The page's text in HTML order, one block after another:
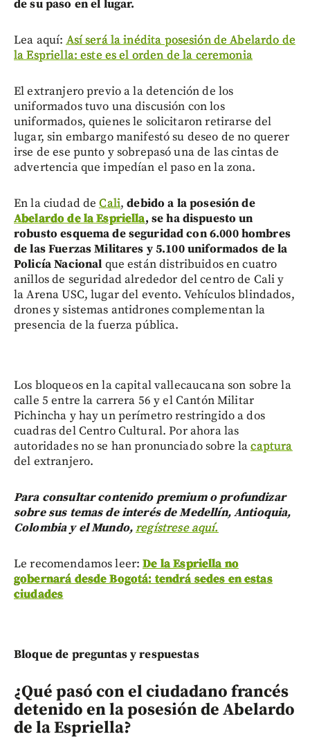
de su paso en el lugar.
Lea aquí: Así será la inédita posesión de Abelardo de
la Espriella: este es el orden de la ceremonia
El extranjero previo a la detención de los
uniformados tuvo una discusión con los
uniformados, quienes le solicitaron retirarse del
lugar, sin embargo manifestó su deseo de no querer
irse de ese punto y sobrepasó una de las cintas de
advertencia que impedían el paso en la zona.
En la ciudad deCali,debido a la posesión de
Abelardo de la Espriella, se ha dispuesto un
robusto esquema de seguridad con 6.000 hombres
de las Fuerzas Militares y 5.100 uniformados de la
Policía Nacional que están distribuidos en cuatro
anillos de seguridad alrededor del centro de Cali y
la Arena USC, lugar del evento. Vehículos blindados,
drones y sistemas antidrones complementan la
presencia de la fuerza pública.
Los bloqueos en la capital vallecaucana son sobre la
calle 5 entre la carrera 56 y el Cantón Militar
Pichincha y hay un perímetro restringido a dos
cuadras del Centro Cultural. Por ahora las
autoridades no se han pronunciado sobre lacaptura
del extranjero.
Para consultar contenido premium o profundizar
sobre sus temas de interés de Medellín, Antioquia,
Colombia y el Mundo,regístrese aquí.
Le recomendamos leer:De la Espriella no
gobernará desde Bogotá: tendrá sedes en estas
ciudades
Bloque de preguntas y respuestas
¿Qué pasó con el ciudadano francés
detenido en la posesión de Abelardo
de la Espriella?